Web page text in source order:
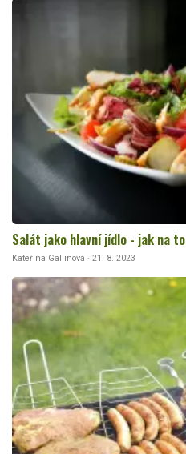
Salát jako hlavní jídlo - jak na to
Kateřina Gallinová · 21. 8. 2023